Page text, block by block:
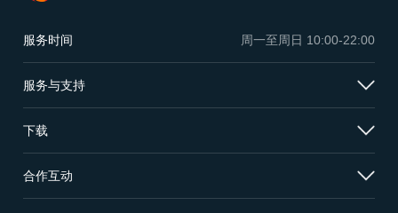
服务时间 周一至周日 10:00-22:00
服务与支持
下载
合作互动